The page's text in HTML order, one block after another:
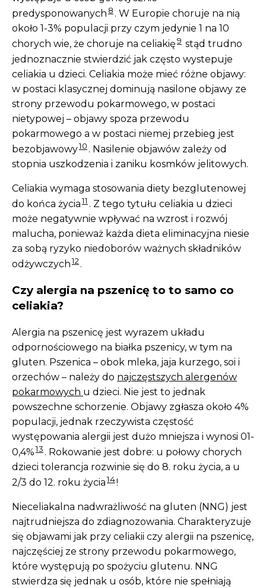
predysponowanych 8 . W Europie choruje na nią
około 1-3% populacji przy czym jedynie 1 na 10
chorych wie, że choruje na celiakię9 stąd trudno
jednoznacznie stwierdzić jak często wystepuje
celiakia u dzieci. Celiakia może mieć różne objawy:
w postaci klasycznej dominują nasilone objawy ze
strony przewodu pokarmowego, w postaci
nietypowej – objawy spoza przewodu
pokarmowego a w postaci niemej przebieg jest
bezobjawowy10 . Nasilenie objawów zależy od
stopnia uszkodzenia i zaniku kosmków jelitowych.
Celiakia wymaga stosowania diety bezglutenowej
do końca życia11 . Z tego tytułu celiakia u dzieci
może negatywnie wpływać na wzrost i rozwój
malucha, ponieważ każda dieta eliminacyjna niesie
za sobą ryzyko niedoborów ważnych składników
odżywczych12 .
Czy alergia na pszenicę to to samo co
celiakia?
Alergia na pszenicę jest wyrazem układu
odpornościowego na białka pszenicy, w tym na
gluten. Pszenica – obok mleka, jaja kurzego, soi i
orzechów – należy do najczęstszych alergenów
pokarmowych u dzieci. Nie jest to jednak
powszechne schorzenie. Objawy zgłasza około 4%
populacji, jednak rzeczywista częstość
występowania alergii jest dużo mniejsza i wynosi 01-
0,4%13 . Rokowanie jest dobre: u połowy chorych
dzieci tolerancja rozwinie się do 8. roku życia, a u
2/3 do 12. roku życia14!
Nieceliakalna nadwrażliwość na gluten (NNG) jest
najtrudniejsza do zdiagnozowania. Charakteryzuje
się objawami jak przy celiakii czy alergii na pszenicę,
najczęściej ze strony przewodu pokarmowego,
które występują po spożyciu glutenu. NNG
stwierdza się jednak u osób, które nie spełniają